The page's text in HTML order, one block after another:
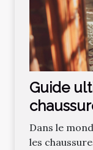
Guide
velours
Dans le
les